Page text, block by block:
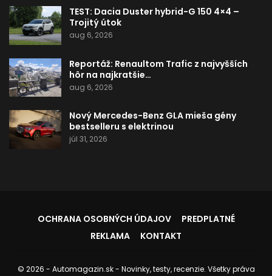
TEST: Dacia Duster hybrid-G 150 4×4 –
Trojitý útok
aug 6, 2026
Reportáž: Renaultom Trafic z najvyšších
hôr na najkratšie…
aug 6, 2026
Nový Mercedes-Benz GLA mieša gény
bestselleru s elektrinou
júl 31, 2026
OCHRANA OSOBNÝCH ÚDAJOV
PREDPLATNÉ
REKLAMA
KONTAKT
© 2026 - Automagazin.sk - Novinky, testy, recenzie. Všetky práva